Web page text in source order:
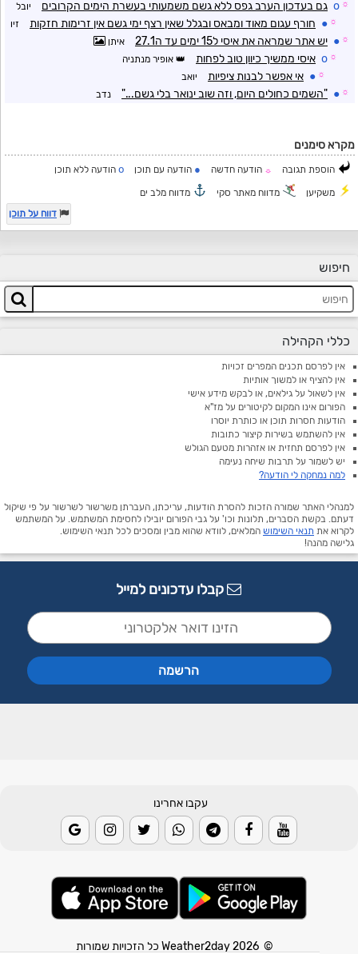
☼
o גם בעדכון הערב גפס ללא גשם משמעותי בעשרת הימים הקרובים יובל
☼
● חורף עגום מאוד ומבאס ובגלל שאין רצף ימי גשם אין זרימות חזקות זיו
☼
● יש אתר שמראה את איסי ל15 ימים עד ה27.1 איתן
☼
o איסי ממשיך כיוון טוב לפחות אופיר מנתניה
☼
● אי אפשר לבנות ציפיות יואב
☼
● "השמים כחולים היום, וזה שוב ינואר בלי גשם..." נדב
מקרא סימנים
הוספת תגובה ☼ הודעה חדשה ● הודעה עם תוכן o הודעה ללא תוכן
משקיען מדווח מאתר סקי
מדווח מלב ים
דווח על תוכן
חיפוש
כללי הקהילה
אין לפרסם תכנים המפרים זכויות
אין להציף או למשוך אותיות
אין לשאול על גילאים, או לבקש מידע אישי
הפורום אינו המקום לקיטורים על מז"א
הודעות חסרות תוכן או כותרת יוסרו
אין להשתמש בשירות קיצור כתובות
אין לפרסם תחזית או אזהרות מטעם הגולש
יש לשמור על תרבות שיחה נעימה
למה נמחקה לי הודעה?
למנהלי האתר שמורה הזכות להסרת הודעות, עריכתן, העברתן משרשור לשרשור על פי שיקול
דעתם. בקשת הסברים, תלונות וכו' על גבי הפורום יובילו לחסימת המשתמש. על המשתמש
לקרוא את תנאי השימוש המלאים, לוודא שהוא מבין ומסכים לכל תנאי השימוש.
גלישה מהנה!
קבלו עדכונים למייל
עקבו אחרינו
© 2026 Weather2day כל הזכויות שמורות